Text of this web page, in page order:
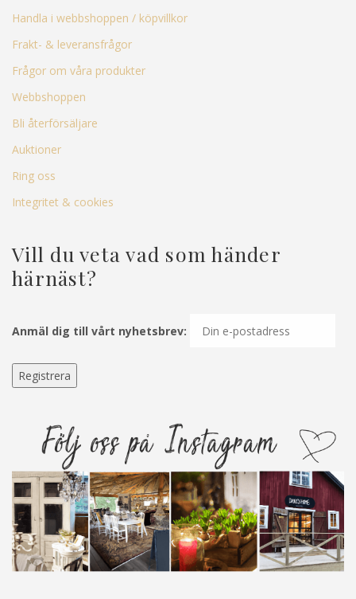
Handla i webbshoppen / köpvillkor
Frakt- & leveransfrågor
Frågor om våra produkter
Webbshoppen
Bli återförsäljare
Auktioner
Ring oss
Integritet & cookies
Vill du veta vad som händer
härnäst?
Anmäl dig till vårt nyhetsbrev: